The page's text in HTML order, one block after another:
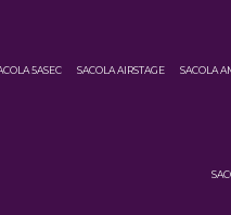
5ASEC SACOLA AIRSTAGE SACOLA